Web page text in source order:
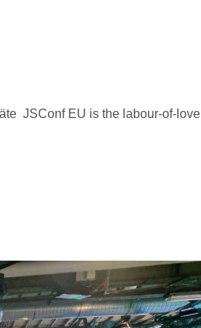
JSConf EU is the labour-of-love